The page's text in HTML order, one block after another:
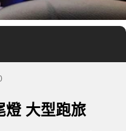
燈 大型跑旅